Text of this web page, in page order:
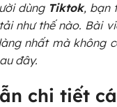
dùng Tiktok, bạn
như thế nào. Bài
nhất mà không
đây.
chi tiết